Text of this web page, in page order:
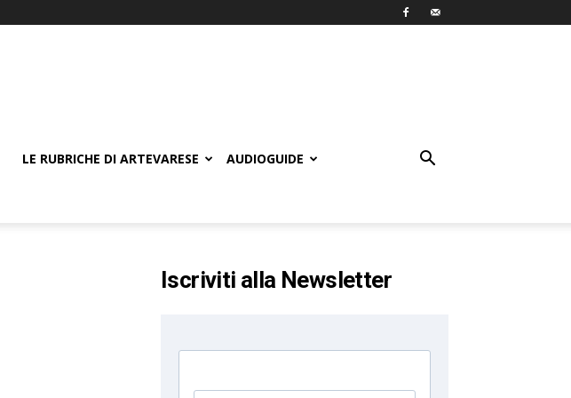
LE RUBRICHE DI ARTEVARESE AUDIOGUIDE
Iscriviti alla Newsletter